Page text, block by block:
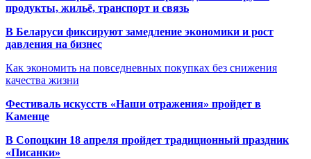
продукты, жильё, транспорт и связь
В Беларуси фиксируют замедление экономики и рост
давления на бизнес
Как экономить на повседневных покупках без снижения
качества жизни
Фестиваль искусств «Наши отражения» пройдет в
Каменце
В Сопоцкин 18 апреля пройдет традиционный праздник
«Писанки»